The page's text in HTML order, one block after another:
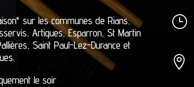
sur les communes de Rians,
Artigues, Esparron, St Martin
Saint Paul-Lez-Durance et
le soir
}
